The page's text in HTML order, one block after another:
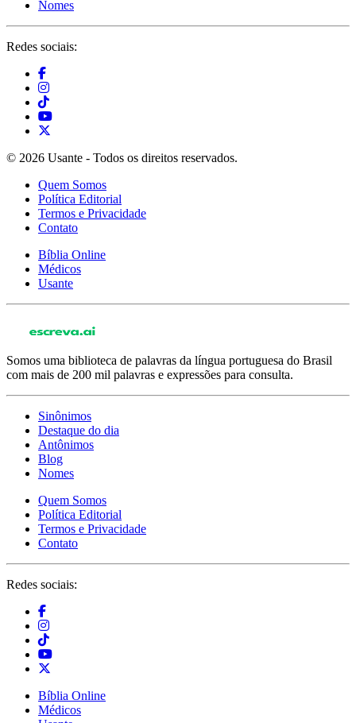
Nomes
Redes sociais:
© 2026 Usante - Todos os direitos reservados.
Quem Somos
Política Editorial
Termos e Privacidade
Contato
Bíblia Online
Médicos
Usante
Somos uma biblioteca de palavras da língua portuguesa do Brasil
com mais de 200 mil palavras e expressões para consulta.
Sinônimos
Destaque do dia
Antônimos
Blog
Nomes
Quem Somos
Política Editorial
Termos e Privacidade
Contato
Redes sociais:
Bíblia Online
Médicos